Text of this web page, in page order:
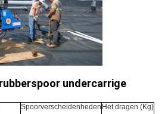
undercarrige
Spoorverscheidenheden Het dragen (Kg)